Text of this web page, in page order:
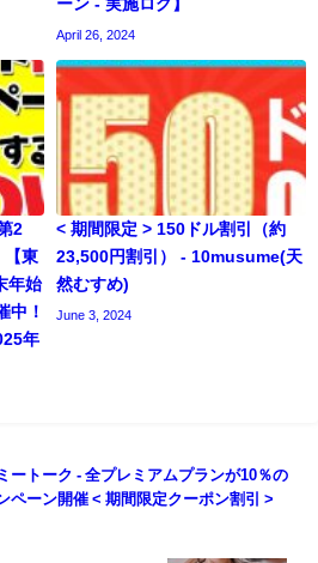
ーン - 実施ログ】
April 26, 2024
2
【東
年始
中！
年
< 期間限定 > 150ドル割引（約
23,500円割引） - 10musume(天
然むすめ)
June 3, 2024
ートーク - 全プレミアムプランが10％の
ペーン開催 < 期間限定クーポン割引 >